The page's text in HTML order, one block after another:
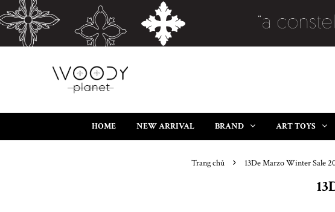
HOME NEW ARRIVAL BRAND ART TOYS
Trang chủ 13De Marzo Winter Sale